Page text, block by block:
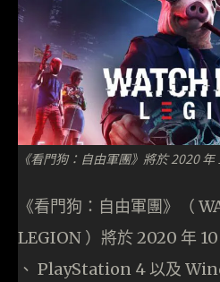
《看門狗：自由軍團》將於 2020 年
《看門狗：自由軍團》（
LEGION ）將於 2020 年
、 PlayStation 4 以及